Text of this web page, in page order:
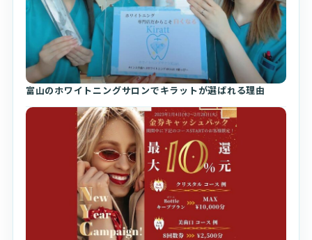
富山のホワイトニングサロンでキラットが選ばれる理由